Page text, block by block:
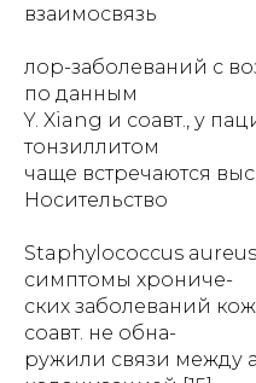
взаимосвязь
лор-заболеваний с
по данным
Y. Xiang и соавт., у
тонзиллитом
чаще встречаются
Носительство
Staphylococcus
симптомы хрониче-
ских заболеваний
соавт. не обна-
ружили связи между